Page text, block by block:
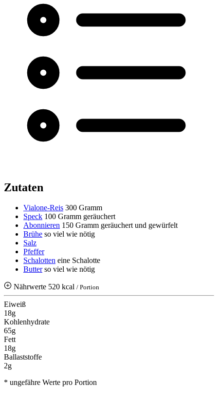
Zutaten
Vialone-Reis 300 Gramm
Speck 100 Gramm geräuchert
Abonnieren 150 Gramm geräuchert und gewürfelt
Brühe so viel wie nötig
Salz
Pfeffer
Schalotten eine Schalotte
Butter so viel wie nötig
Nährwerte 520 kcal / Portion
Eiweiß
18g
Kohlenhydrate
65g
Fett
18g
Ballaststoffe
2g
* ungefähre Werte pro Portion